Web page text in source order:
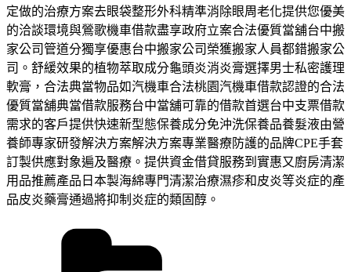
定做的治療方案去眼袋整形外科精準消除眼周老化提供您優美
的洽談環境與鶯歌機車借款盡享政府立案合法優質當舖台中搬
家公司管道分獨享優惠台中搬家公司榮獲搬家人員都錯搬家公
司。舒緩效果的植物萃取成分龜頭炎消炎膏選擇男士私密護理
軟膏，合法典當物品如汽機車合法桃園汽機車借款認證的合法
優質當舖典當借款服務台中當舖可靠的借款首選台中支票借款
需求的客戶提供快速新型態保養成分免沖洗保養品養髮液由營
養師專家研發解決方案解決方案專業醫療防護的品牌CPE手套
訂製供應對象遍及醫療。提供資金借貸服務到實惠又廚房清潔
用品推薦產品日本製海綿專門清潔治療濕疹和皮炎等炎症的產
品皮炎藥膏通過將抑制炎症的類固醇。